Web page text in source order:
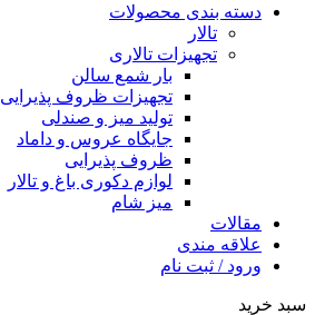
دسته بندی محصولات
تالار
تجهیزات تالاری
بار شمع سالن
تجهیزات ظروف پذیرایی
تولید میز و صندلی
جایگاه عروس و داماد
ظروف پذیرایی
لوازم دکوری باغ و تالار
میز شام
مقالات
علاقه مندی
ورود / ثبت نام
سبد خرید